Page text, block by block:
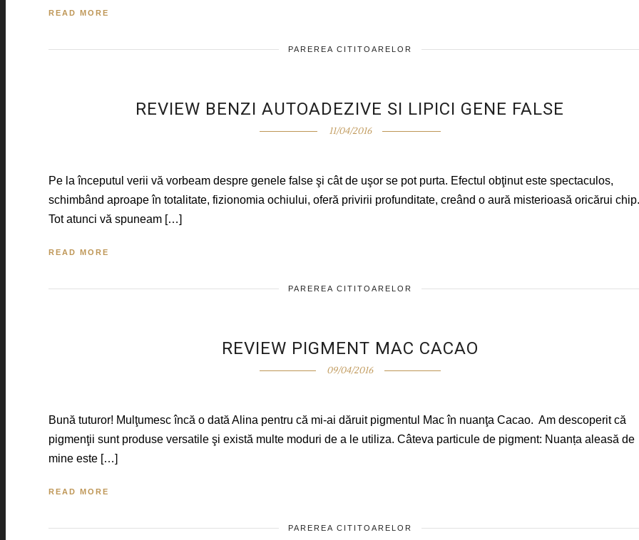
READ MORE
PAREREA CITITOARELOR
REVIEW BENZI AUTOADEZIVE SI LIPICI GENE FALSE
11/04/2016
Pe la începutul verii vă vorbeam despre genele false şi cât de uşor se pot purta. Efectul obţinut este spectaculos,
schimbând aproape în totalitate, fizionomia ochiului, oferă privirii profunditate, creând o aură misterioasă oricărui
Tot atunci vă spuneam […]
READ MORE
PAREREA CITITOARELOR
REVIEW PIGMENT MAC CACAO
09/04/2016
Bună tuturor! Mulţumesc încă o dată Alina pentru că mi-ai dăruit pigmentul Mac în nuanţa Cacao. Am descoperit că
pigmenţii sunt produse versatile şi există multe moduri de a le utiliza. Câteva particule de pigment: Nuanța aleasă de
mine este […]
READ MORE
PAREREA CITITOARELOR